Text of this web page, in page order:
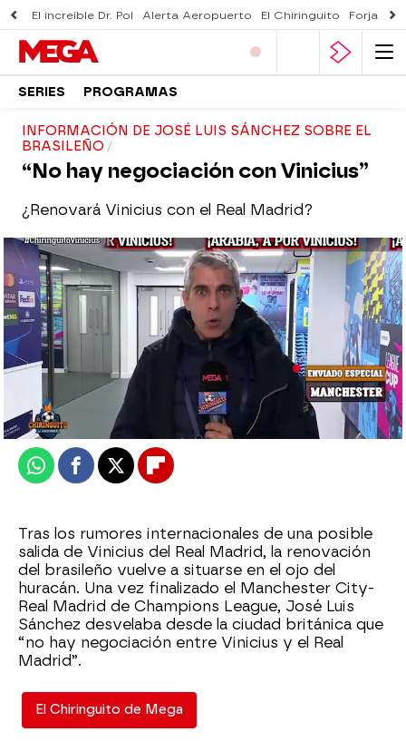
El increíble Dr. Pol Alerta Aeropuerto El Chiringuito Forjado
SERIES PROGRAMAS
INFORMACIÓN DE JOSÉ LUIS SÁNCHEZ SOBRE EL
BRASILEÑO
“No hay negociación con Vinicius”
¿Renovará Vinicius con el Real Madrid?
El Chiringuito
Publicado: 12 de febrero de 2025, 01:32
WhatsappFacebook
X Flipboard
Tras los rumores internacionales de una posible
salida de Vinicius del Real Madrid, la renovación
del brasileño vuelve a situarse en el ojo del
huracán. Una vez finalizado el Manchester City-
Real Madrid de Champions League, José Luis
Sánchez desvelaba desde la ciudad británica que
“no hay negociación entre Vinicius y el Real
Madrid”.
El Chiringuito de Mega